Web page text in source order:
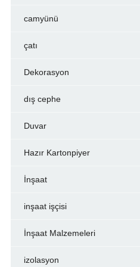
camyünü
çatı
Dekorasyon
dış cephe
Duvar
Hazır Kartonpiyer
İnşaat
inşaat işçisi
İnşaat Malzemeleri
izolasyon